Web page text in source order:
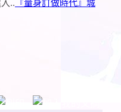
.. 『量身訂做時代』城